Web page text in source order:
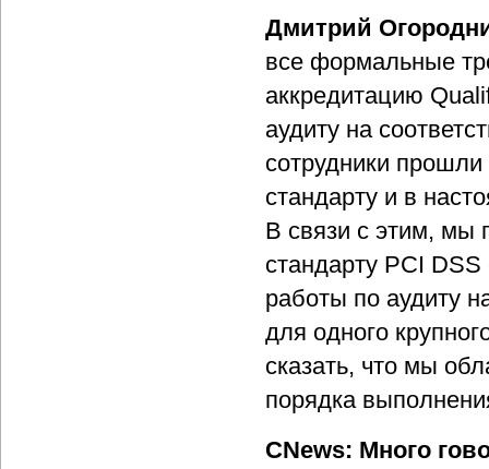
Дмитрий
все формальные
аккредитацию
аудиту на
сотрудники
стандарту и в
В связи с этим, мы
стандарту PCI
работы по аудиту
для одного
сказать, что мы
порядка
CNews: Много